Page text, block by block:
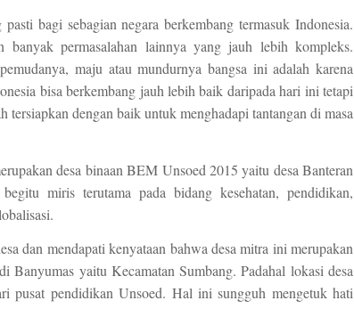
sebagian negara berkembang termasuk Indonesia.
banyak permasalahan lainnya yang jauh lebih kompleks.
maju atau mundurnya bangsa ini adalah karena
bisa berkembang jauh lebih baik daripada hari ini tetapi
dengan baik untuk menghadapi tantangan di masa
desa binaan BEM Unsoed 2015 yaitu desa Banteran
miris terutama pada bidang kesehatan, pendidikan,
mendapati kenyataan bahwa desa mitra ini merupakan
Banyumas yaitu Kecamatan Sumbang. Padahal lokasi desa
pusat pendidikan Unsoed. Hal ini sungguh mengetuk hati